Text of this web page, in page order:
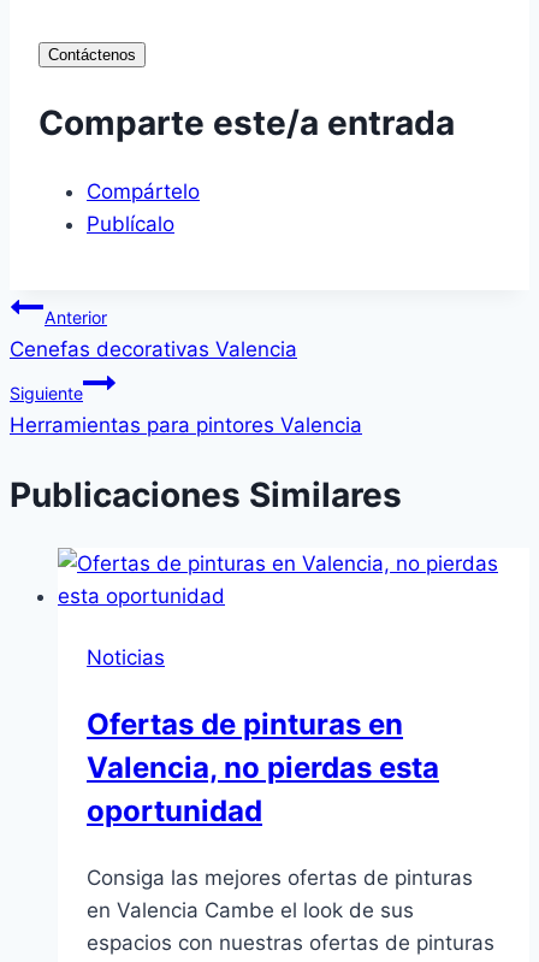
Contáctenos
Comparte este/a entrada
Compártelo
Publícalo
Navegación
de
entradas
Anterior
Cenefas decorativas Valencia
Siguiente
Herramientas para pintores Valencia
Publicaciones Similares
Noticias
Ofertas de pinturas en
Valencia, no pierdas esta
oportunidad
Consiga las mejores ofertas de pinturas
en Valencia Cambe el look de sus
espacios con nuestras ofertas de pinturas